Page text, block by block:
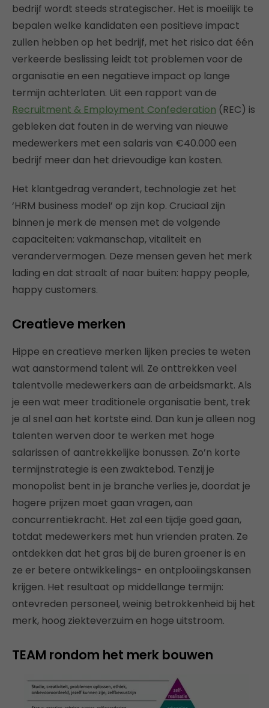
bedrijf wordt steeds strategischer. Het is moeilijk te
bepalen welke kandidaten een positieve impact
zullen hebben op het bedrijf, met het risico dat één
verkeerde beslissing leidt tot problemen voor de
organisatie en een negatieve impact op lange
termijn achterlaten. Uit een rapport van de
Recruitment & Employment Confederation (REC) is
gebleken dat fouten in de werving van nieuwe
medewerkers met een salaris van €40.000 een
bedrijf meer dan het drievoudige kan kosten.
Het klantgedrag verandert, technologie zet het
‘HRM business model’ op zijn kop. Cruciaal zijn
binnen je merk de mensen met de volgende
capaciteiten: vakmanschap, vitaliteit en
verandervermogen. Deze mensen geven het merk
lading en dat straalt af naar buiten: happy people,
happy customers.
Creatieve merken
Hippe en creatieve merken lijken precies te weten
wat aanstormend talent wil. Ze onttrekken veel
talentvolle medewerkers aan de arbeidsmarkt. Als
je een wat meer traditionele organisatie bent, trek
je al snel aan het kortste eind. Dan kun je alleen nog
talenten werven door te werken met hoge
salarissen of aantrekkelijke bonussen. Zo’n korte
termijnstrategie is een zwaktebod. Tenzij je
monopolist bent in je branche verlies je, doordat je
hogere prijzen moet gaan vragen, aan
concurrentiekracht. Het zal een tijdje goed gaan,
totdat medewerkers met hun vrienden praten. Ze
ontdekken dat het gras bij de buren groener is en
ze er betere ontwikkelings- en ontplooiingskansen
krijgen. Het resultaat op middellange termijn:
ontevreden personeel, weinig betrokkenheid bij het
merk, hoog ziekteverzuim en hoge uitstroom.
TEAM rondom het merk bouwen